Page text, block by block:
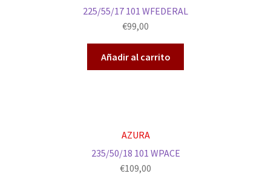
225/55/17 101 WFEDERAL
€99,00
Añadir al carrito
AZURA
235/50/18 101 WPACE
€109,00